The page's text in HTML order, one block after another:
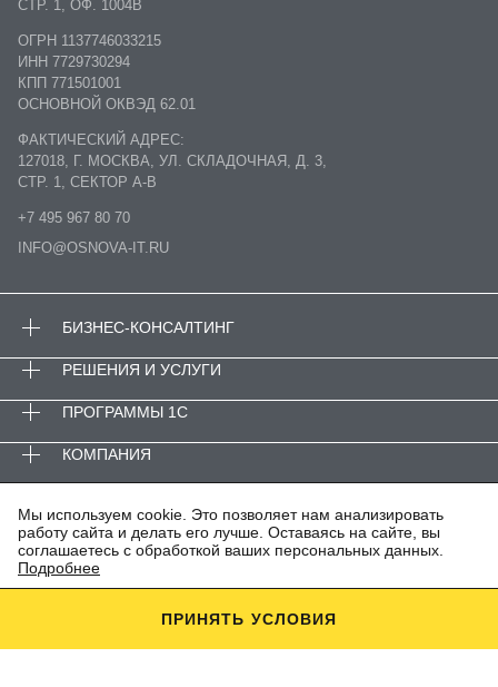
СТР. 1, ОФ. 1004В
ОГРН 1137746033215
ИНН 7729730294
КПП 771501001
ОСНОВНОЙ ОКВЭД 62.01
ФАКТИЧЕСКИЙ АДРЕС:
127018, Г. МОСКВА, УЛ. СКЛАДОЧНАЯ, Д. 3,
СТР. 1, СЕКТОР А-В
+7 495 967 80 70
INFO@OSNOVA-IT.RU
БИЗНЕС-КОНСАЛТИНГ
РЕШЕНИЯ И УСЛУГИ
ПРОГРАММЫ 1С
КОМПАНИЯ
© ООО «ОСНОВА-АйТи»
ПОЛИТИКА КОНФИДЕНЦИАЛЬНОСТИ
АНТИКОРРУПЦИОННАЯ ПОЛИТИКА
ИТ-АККРЕДИТАЦИЯ
Этот сайт защищен YandexSmartCaptcha. Применяются
Мы используем cookie. Это позволяет нам анализировать
работу сайта и делать его лучше. Оставаясь на сайте, вы
соглашаетесь с обработкой ваших персональных данных.
Подробнее
ПРИНЯТЬ УСЛОВИЯ